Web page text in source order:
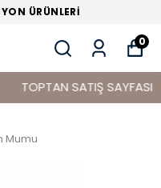
ÜRÜNLERİ
0
TOPTAN SATIŞ SAYFASI
Mumu